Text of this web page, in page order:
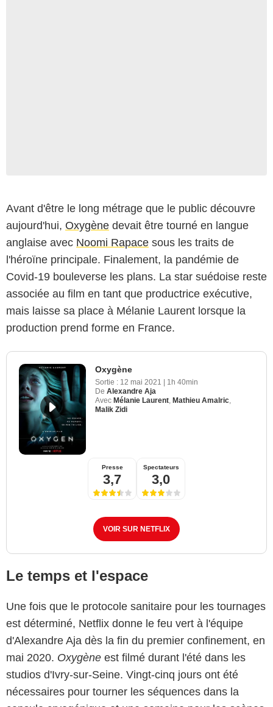
Avant d'être le long métrage que le public découvre
aujourd'hui, Oxygène devait être tourné en langue
anglaise avec Noomi Rapace sous les traits de
l'héroïne principale. Finalement, la pandémie de
Covid-19 bouleverse les plans. La star suédoise reste
associée au film en tant que productrice exécutive,
mais laisse sa place à Mélanie Laurent lorsque la
production prend forme en France.
Oxygène
Sortie : 12 mai 2021 | 1h 40min
De Alexandre Aja
Avec Mélanie Laurent Mathieu Amalric
Malik Zidi
Presse
3,7
Spectateurs
3,0
VOIR SUR NETFLIX
Le temps et l'espace
Une fois que le protocole sanitaire pour les tournages
est déterminé, Netflix donne le feu vert à l'équipe
d'Alexandre Aja dès la fin du premier confinement, en
mai 2020. Oxygène est filmé durant l'été dans les
studios d'Ivry-sur-Seine. Vingt-cinq jours ont été
nécessaires pour tourner les séquences dans la